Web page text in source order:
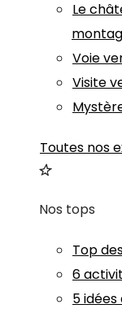
Le
Voie
Visite
Toutes nos
Nos tops
Top
6
5